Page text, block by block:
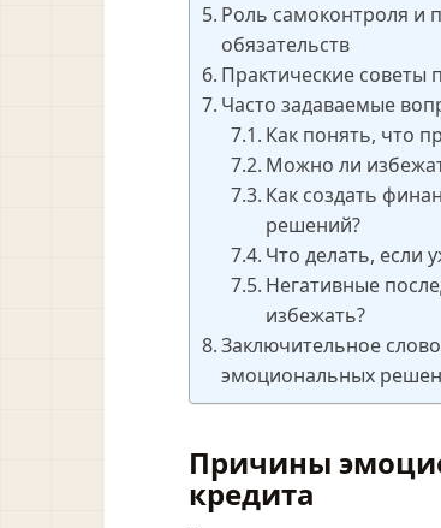
Роль самоконтроля и
обязательств
Практические
Часто задаваемые
Как понять, что
Можно ли
Как создать
решений?
Что делать, если
Негативные
избежать?
Заключительное
эмоциональных
Причины
кредита